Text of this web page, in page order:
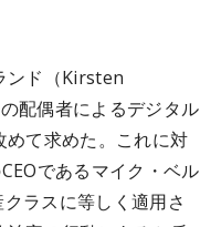
ンド（Kirsten
配偶者によるデジタル
て求めた。これに対
であるマイク・ベル
ラスに等しく適用さ